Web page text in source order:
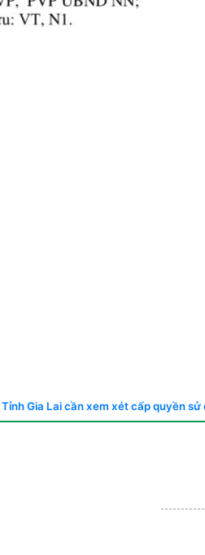
Tỉnh Gia Lai cần xem xét cấp quyền